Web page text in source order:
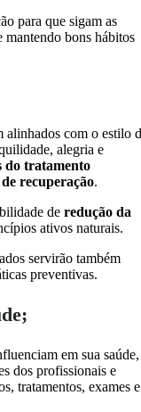
para que sigam as
mantendo bons hábitos
alinhados com o estilo
alegria e
do tratamento
recuperação.
de redução da
ativos naturais.
servirão também
preventivas.
em sua saúde,
dos profissionais e
tratamentos, exames e